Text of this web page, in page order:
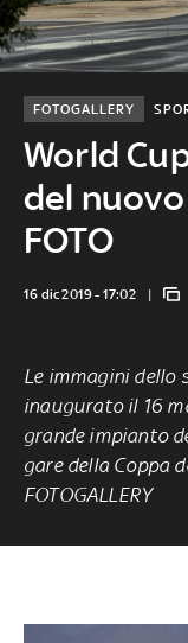
World
del
FOTO
FOTOGALLERY
16 dic 2019 - 17:02
Le immagini dello
inaugurato il 16
grande impianto
gare della Coppa
FOTOGALLERY